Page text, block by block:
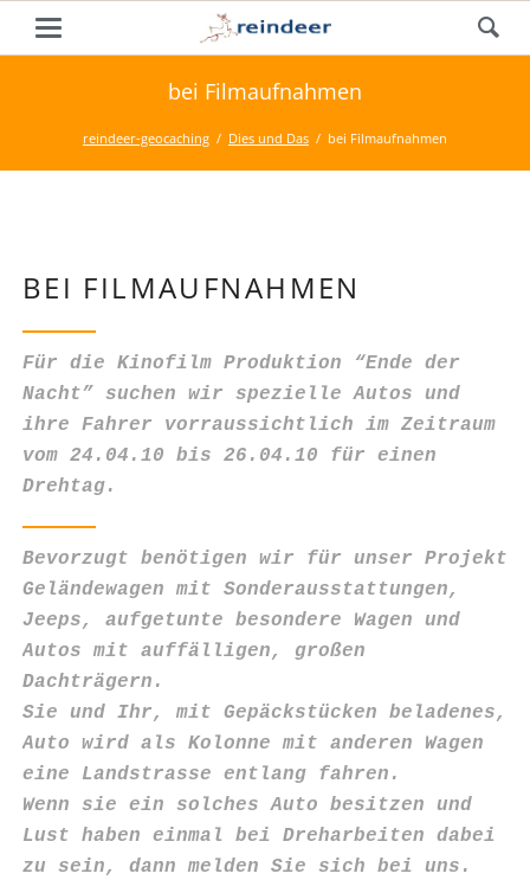
bei Filmaufnahmen
reindeer-geocaching Dies und Das bei Filmaufnahmen
BEI FILMAUFNAHMEN
Für die Kinofilm Produktion “Ende der
Nacht” suchen wir spezielle Autos und
ihre Fahrer vorraussichtlich im Zeitraum
vom 24.04.10 bis 26.04.10 für einen
Drehtag.
Bevorzugt benötigen wir für unser Projekt
Geländewagen mit Sonderausstattungen,
Jeeps, aufgetunte besondere Wagen und
Autos mit auffälligen, großen
Dachträgern.
Sie und Ihr, mit Gepäckstücken beladenes,
Auto wird als Kolonne mit anderen Wagen
eine Landstrasse entlang fahren.
Wenn sie ein solches Auto besitzen und
Lust haben einmal bei Dreharbeiten dabei
zu sein, dann melden Sie sich bei uns.